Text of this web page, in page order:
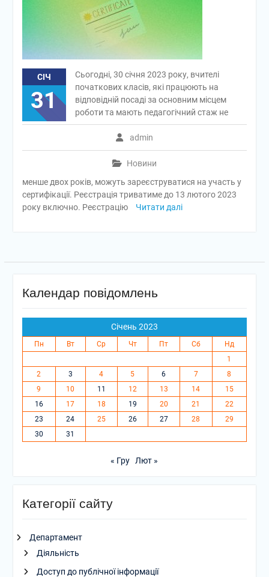
СІЧ
31
admin
Новини
Сьогодні, 30 січня 2023 року, вчителі
початкових класів, які працюють на
відповідній посаді за основним місцем
роботи та мають педагогічний стаж не
менше двох років, можуть зареєструватися на участь у
сертифікації. Реєстрація триватиме до 13 лютого 2023
року включно. Реєстрацію
Читати далі
Календар повідомлень
Січень 2023
Пн Вт Ср Чт Пт Сб
Нд
1
2
3 4 5 6 7
8
9
10 11 12 13 14
15
16
17 18 19 20 21
22
23
24 25 26 27 28
29
30
31
« Гру Лют »
Категорії сайту
Департамент
Діяльність
Доступ до публічної інформації